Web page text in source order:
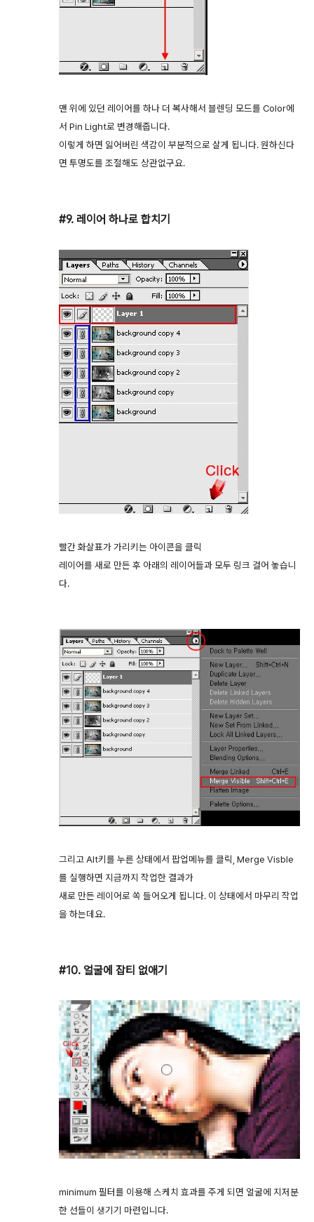
맨 위에 있던 레이어를 하나 더 복사해서 블렌딩 모드를 Color에
서 Pin Light로 변경해줍니다.
이렇게 하면 잃어버린 색감이 부분적으로 살게 됩니다. 원하신다
면 투명도를 조절해도 상관없구요.
#9. 레이어 하나로 합치기
빨간 화살표가 가리키는 아이콘을 클릭
레이어를 새로 만든 후 아래의 레이어들과 모두 링크 걸어 놓습니
다.
그리고 Alt키를 누른 상태에서 팝업메뉴를 클릭, Merge Visble
를 실행하면 지금까지 작업한 결과가
새로 만든 레이어로 쏙 들어오게 됩니다. 이 상태에서 마무리 작업
을 하는데요.
#10. 얼굴에 잡티 없애기
minimum 필터를 이용해 스케치 효과를 주게 되면 얼굴에 지저분
한 선들이 생기기 마련입니다.